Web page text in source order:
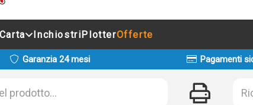
Carta InchiostriPlotterOfferte
Garanzia 24 mesi Pagamenti